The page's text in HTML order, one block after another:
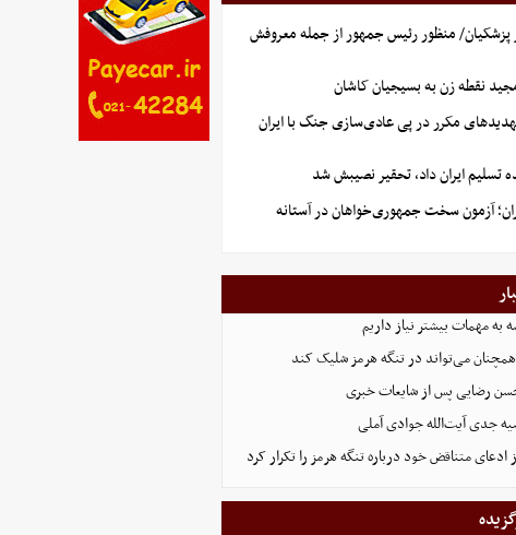
منظور رئیس جمهور از جمله معروفش
نقطه زن به بسیجیان کاشان
مکرر در پی عادی‌سازی جنگ با ایران
تسلیم ایران داد، تحقیر نصیبش شد
آزمون سخت جمهوری‌خواهان در آستانه
به مهمات بیشتر نیاز داریم
همچنان می‌تواند در تنگه هرمز شلیک کند
رضایی پس از شایعات خبری
جدی آیت‌الله جوادی آملی
ادعای متناقض خود درباره تنگه هرمز را تکرار کرد